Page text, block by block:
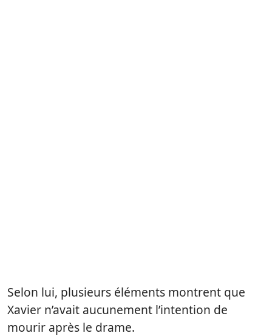
Selon lui, plusieurs éléments montrent que
Xavier n’avait aucunement l’intention de
mourir après le drame.